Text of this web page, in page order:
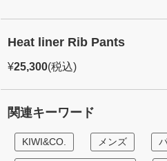
Heat liner Rib Pants
¥25,300(税込)
関連キーワード
KIWI&CO. メンズ